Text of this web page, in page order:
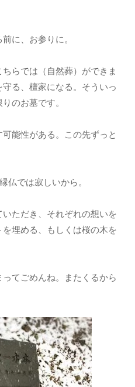
に、お参りに。
らでは（自然葬）ができま
る、檀家になる。そういっ
のお墓です。
能性がある。この先ずっと
仏では寂しいから。
ただき、それぞれの想いを
埋める、もしくは桜の木を
てごめんね。またくるから